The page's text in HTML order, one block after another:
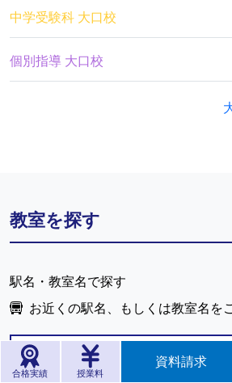
中学受験科 大口校
個別指導 大口校
教室を探す
駅名・教室名で探す
お近くの駅名、もしくは教室名を
合格実績 授業料
資料請求